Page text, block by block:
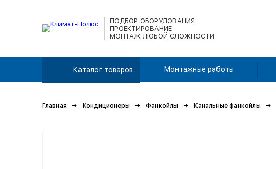
ПОДБОР ОБОРУДОВАНИЯ
ПРОЕКТИРОВАНИЕ
МОНТАЖ ЛЮБОЙ СЛОЖНОСТИ
Каталог товаров Монтажные работы
Главная Кондиционеры Фанкойлы Канальные фанкойлы